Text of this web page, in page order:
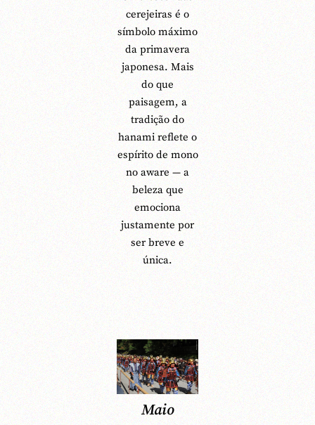
cerejeiras é o
símbolo máximo
da primavera
japonesa. Mais
do que
paisagem, a
tradição do
hanami reflete o
espírito de mono
no aware — a
beleza que
emociona
justamente por
ser breve e
única.
Maio